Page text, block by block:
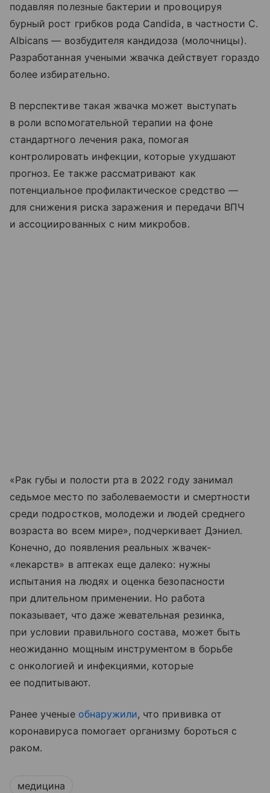
подавляя полезные бактерии и провоцируя
бурный рост грибков рода Candida, в частности C.
Albicans — возбудителя кандидоза (молочницы).
Разработанная учеными жвачка действует гораздо
более избирательно.
В перспективе такая жвачка может выступать
в роли вспомогательной терапии на фоне
стандартного лечения рака, помогая
контролировать инфекции, которые ухудшают
прогноз. Ее также рассматривают как
потенциальное профилактическое средство —
для снижения риска заражения и передачи ВПЧ
и ассоциированных с ним микробов.
«Рак губы и полости рта в 2022 году занимал
седьмое место по заболеваемости и смертности
среди подростков, молодежи и людей среднего
возраста во всем мире», подчеркивает Дэниел.
Конечно, до появления реальных жвачек‑
«лекарств» в аптеках еще далеко: нужны
испытания на людях и оценка безопасности
при длительном применении. Но работа
показывает, что даже жевательная резинка,
при условии правильного состава, может быть
неожиданно мощным инструментом в борьбе
с онкологией и инфекциями, которые
ее подпитывают.
Ранее ученые обнаружили, что прививка от
коронавируса помогает организму бороться с
раком.
медицина